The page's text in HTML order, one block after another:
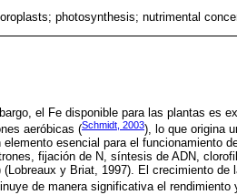
photosynthesis; nutrimental
el Fe disponible para las plantas es
aeróbicas (Schmidt, 2003), lo que origina
esencial para el funcionamiento
fijación de N, síntesis de ADN,
y Briat, 1997). El crecimiento de
de manera significativa el